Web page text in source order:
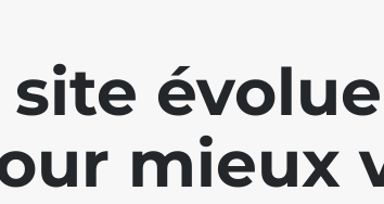
site
mieux